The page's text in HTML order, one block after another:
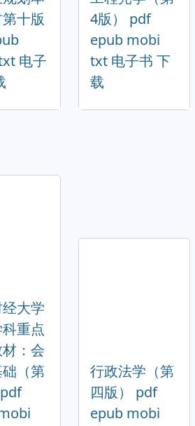
十版
电子
4版） pdf
epub mobi
txt 电子书 下
载
大学
重点
：会
（第
行政法学（第
四版） pdf
epub mobi